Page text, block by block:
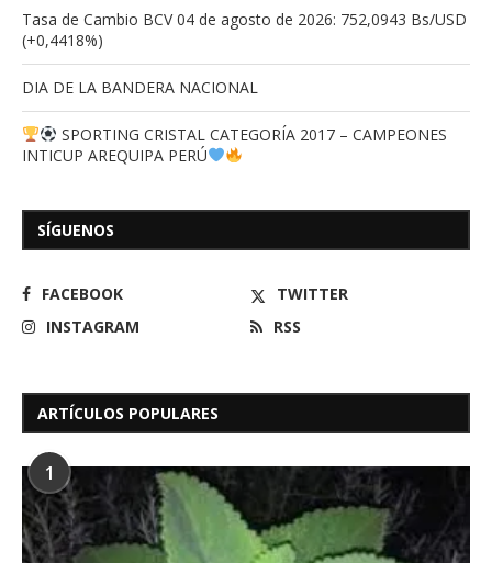
Tasa de Cambio BCV 04 de agosto de 2026: 752,0943 Bs/USD
(+0,4418%)
DIA DE LA BANDERA NACIONAL
SPORTING CRISTAL CATEGORÍA 2017 – CAMPEONES
INTICUP AREQUIPA PERÚ
SÍGUENOS
FACEBOOK
TWITTER
INSTAGRAM
RSS
ARTÍCULOS POPULARES
1